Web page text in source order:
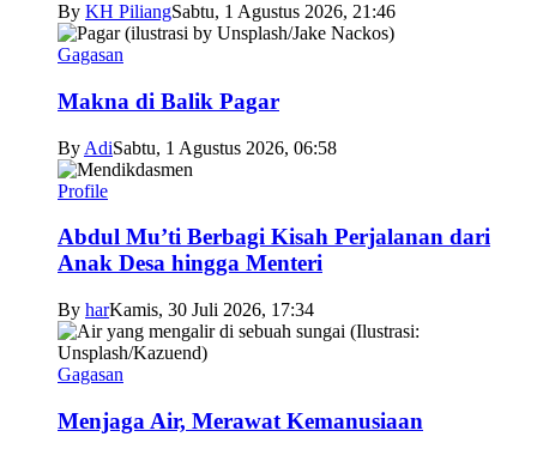
By KH PiliangSabtu, 1 Agustus 2026, 21:46
Gagasan
Makna di Balik Pagar
By AdiSabtu, 1 Agustus 2026, 06:58
Profile
Abdul Mu’ti Berbagi Kisah Perjalanan dari
Anak Desa hingga Menteri
By harKamis, 30 Juli 2026, 17:34
Gagasan
Menjaga Air, Merawat Kemanusiaan